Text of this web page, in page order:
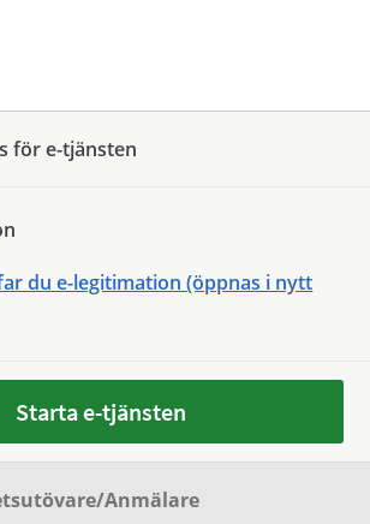
för e-tjänsten
du e-legitimation (öppnas i nytt
Starta e-tjänsten
Anmälare